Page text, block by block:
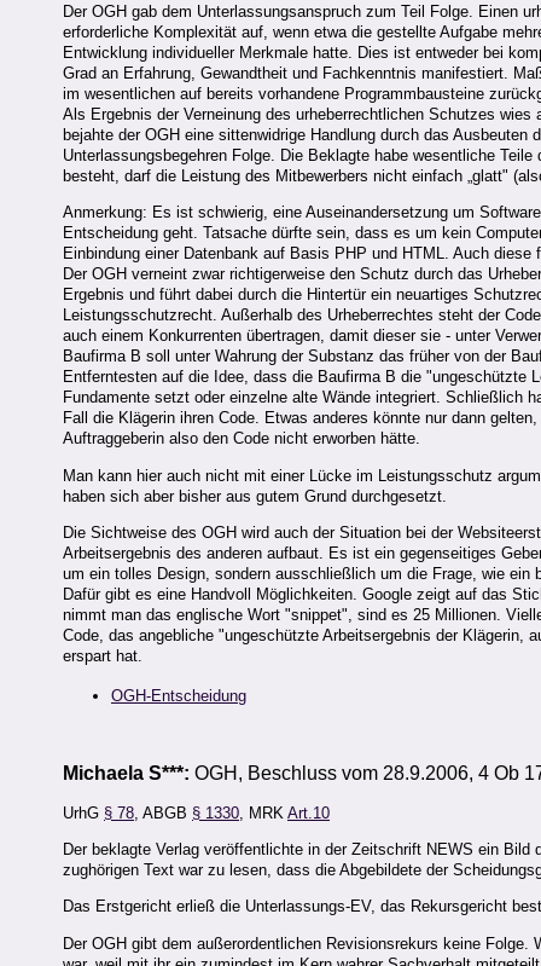
Der OGH gab dem Unterlassungsanspruch zum Teil Folge. Einen
erforderliche Komplexität auf, wenn etwa die gestellte Aufgabe
Entwicklung individueller Merkmale hatte. Dies ist entweder bei
Grad an Erfahrung, Gewandtheit und Fachkenntnis manifestiert.
im wesentlichen auf bereits vorhandene Programmbausteine
Als Ergebnis der Verneinung des urheberrechtlichen Schutzes
bejahte der OGH eine sittenwidrige Handlung durch das
Unterlassungsbegehren Folge. Die Beklagte habe wesentliche
besteht, darf die Leistung des Mitbewerbers nicht einfach „glatt"
Anmerkung: Es ist schwierig, eine Auseinandersetzung um
Entscheidung geht. Tatsache dürfte sein, dass es um kein
Einbindung einer Datenbank auf Basis PHP und HTML. Auch
Der OGH verneint zwar richtigerweise den Schutz durch das
Ergebnis und führt dabei durch die Hintertür ein neuartiges
Leistungsschutzrecht. Außerhalb des Urheberrechtes steht der
auch einem Konkurrenten übertragen, damit dieser sie - unter
Baufirma B soll unter Wahrung der Substanz das früher von der
Entferntesten auf die Idee, dass die Baufirma B die "ungeschützte
Fundamente setzt oder einzelne alte Wände integriert. Schließlich
Fall die Klägerin ihren Code. Etwas anderes könnte nur dann
Auftraggeberin also den Code nicht erworben hätte.
Man kann hier auch nicht mit einer Lücke im Leistungsschutz
haben sich aber bisher aus gutem Grund durchgesetzt.
Die Sichtweise des OGH wird auch der Situation bei der
Arbeitsergebnis des anderen aufbaut. Es ist ein gegenseitiges
um ein tolles Design, sondern ausschließlich um die Frage, wie
Dafür gibt es eine Handvoll Möglichkeiten. Google zeigt auf das
nimmt man das englische Wort "snippet", sind es 25 Millionen.
Code, das angebliche "ungeschützte Arbeitsergebnis der Klägerin,
erspart hat.
OGH-Entscheidung
Michaela S***: OGH, Beschluss vom 28.9.2006, 4 Ob
UrhG § 78 , ABGB § 1330 , MRK Art.10
Der beklagte Verlag veröffentlichte in der Zeitschrift NEWS ein
zughörigen Text war zu lesen, dass die Abgebildete der
Das Erstgericht erließ die Unterlassungs-EV, das Rekursgericht
Der OGH gibt dem außerordentlichen Revisionsrekurs keine